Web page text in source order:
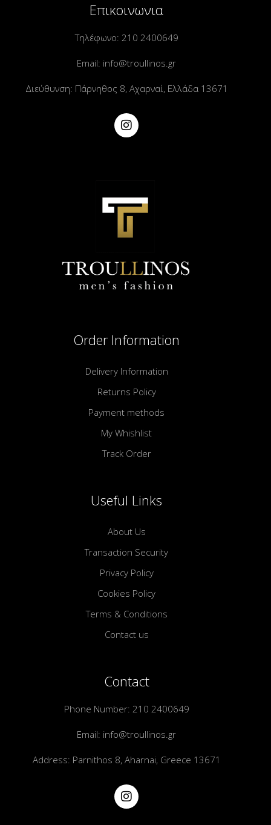
Επικοινωνια
Τηλέφωνο: 210 2400649
Email: info@troullinos.gr
Διεύθυνση: Πάρνηθος 8, Αχαρναί, Ελλάδα 13671
Order Information
Delivery Information
Returns Policy
Payment methods
My Whishlist
Track Order
Useful Links
About Us
Transaction Security
Privacy Policy
Cookies Policy
Terms & Conditions
Contact us
Contact
Phone Number: 210 2400649
Email: info@troullinos.gr
Address: Parnithos 8, Aharnai, Greece 13671